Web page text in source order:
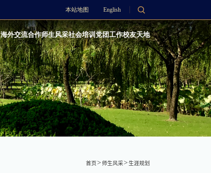
本站地图 English
海外交流合作师生风采社会培训党团工作校友天地
首页 师生风采 生涯规划